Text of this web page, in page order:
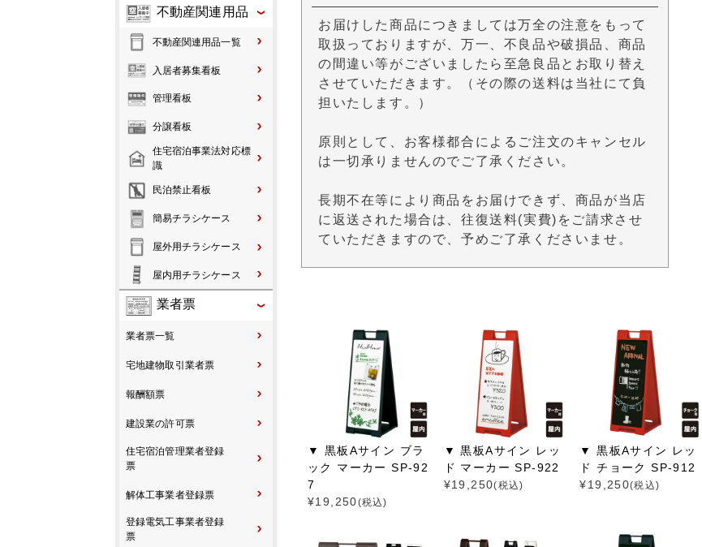
不動産関連用品
不動産関連用品一覧
入居者募集看板
管理看板
分譲看板
住宅宿泊事業法対応標
識
民泊禁止看板
簡易チラシケース
屋外用チラシケース
屋内用チラシケース
業者票
業者票一覧
宅地建物取引業者票
報酬額票
建設業の許可票
住宅宿泊管理業者登録
票
解体工事業者登録票
登録電気工事業者登録
票
お届けした商品につきましては万全の注意をもって
取扱っておりますが、万一、不良品や破損品、商品
の間違い等がございましたら至急良品とお取り替え
させていただきます。（その際の送料は当社にて負
担いたします。）
原則として、お客様都合によるご注文のキャンセル
は一切承りませんのでご了承ください。
長期不在等により商品をお届けできず、商品が当店
に返送された場合は、往復送料(実費)をご請求させ
ていただきますので、予めご了承くださいませ。
▼ 黒板Aサイン ブラ
ック マーカー SP-92
7
¥19,250(税込)
▼ 黒板Aサイン レッ
ド マーカー SP-922
¥19,250(税込)
▼ 黒板Aサイン レッ
ド チョーク SP-912
¥19,250(税込)